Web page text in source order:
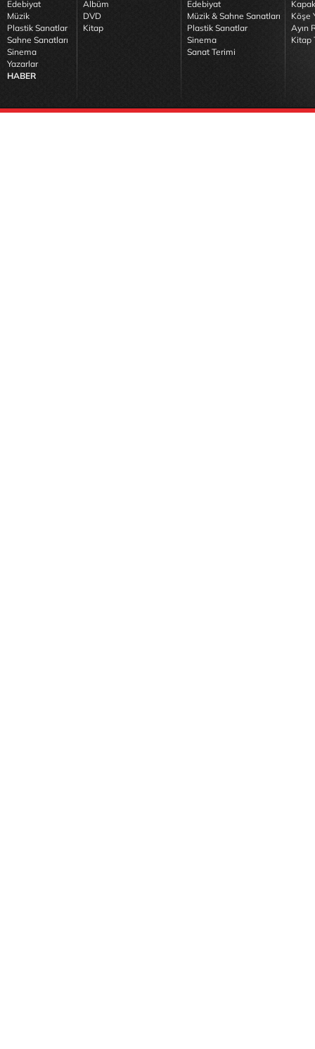
Edebiyat
Müzik
Plastik Sanatlar
Sahne Sanatları
Sinema
Yazarlar
HABER
Albüm
DVD
Kitap
Edebiyat
Müzik & Sahne Sanatları
Plastik Sanatlar
Sinema
Sanat Terimi
Köşe
Ayın
Kitap